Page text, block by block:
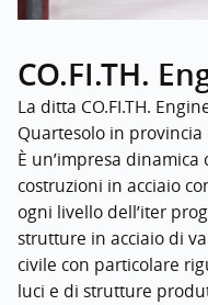
CO.FI.TH.
La ditta CO.FI.TH.
Quartesolo in provincia
È un’impresa
costruzioni in acciaio
ogni livello dell’iter
strutture in acciaio di
civile con particolare
luci e di strutture